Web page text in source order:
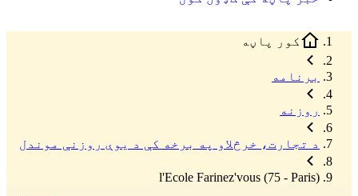
کور پاڼه
برنامه
روزنه
د تجارت، خرڅلاو په برخه کې د یوې روزنې موندل
l'Ecole Farinez'vous (75 - Paris)